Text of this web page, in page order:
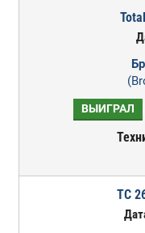
ВЫИГРАЛ
TC